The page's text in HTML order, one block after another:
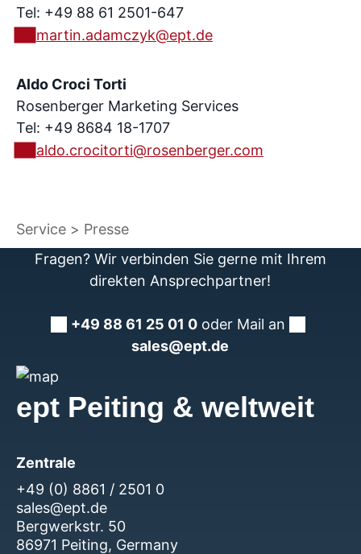
Tel: +49 88 61 2501-647
martin.adamczyk@ept.de
Aldo Croci Torti
Rosenberger Marketing Services
Tel: +49 8684 18-1707
aldo.crocitorti@rosenberger.com
Service
Presse
Fragen? Wir verbinden Sie gerne mit Ihrem
direkten Ansprechpartner!
+49 88 61 25 01 0 oder Mail an
sales@ept.de
ept Peiting & weltweit
Zentrale
+49 (0) 8861 / 2501 0
sales@ept.de
Bergwerkstr. 50
86971 Peiting, Germany